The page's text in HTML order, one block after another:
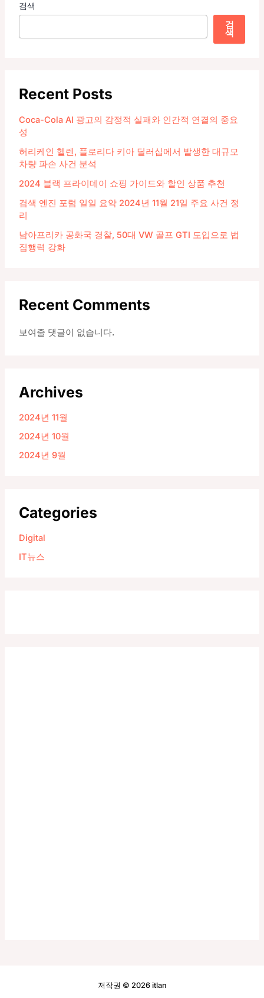
검색
검
색
Recent Posts
Coca-Cola AI 광고의 감정적 실패와 인간적 연결의 중요
성
허리케인 헬렌, 플로리다 키아 딜러십에서 발생한 대규모
차량 파손 사건 분석
2024 블랙 프라이데이 쇼핑 가이드와 할인 상품 추천
검색 엔진 포럼 일일 요약 2024년 11월 21일 주요 사건 정
리
남아프리카 공화국 경찰, 50대 VW 골프 GTI 도입으로 법
집행력 강화
Recent Comments
보여줄 댓글이 없습니다.
Archives
2024년 11월
2024년 10월
2024년 9월
Categories
Digital
IT뉴스
저작권 © 2026 itlan